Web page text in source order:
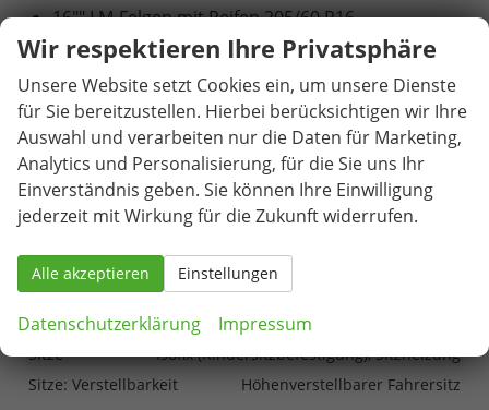
16"" LM-Felgen mit Reifen 205/60 R16
Tagfahrlicht mit LED
Geschwindigkeitserkennung
Garantieverlängerung: 4
Jahre / 120.000 KM
Innen
Klimatisierung
Lenkrad
in Leder, höhenverstellbar, mit Multifunktionen
Raucherpaket
Sitze
Isofix (Kindersitzbefestigung), Sitzheizung
Sitze: Verstellbarkeit
Höhenverstellbarer Fahrersitz
Wir respektieren Ihre Privatsphäre
Unsere Website setzt Cookies ein, um unsere Dienste
für Sie bereitzustellen. Hierbei berücksichtigen wir Ihre
Auswahl und verarbeiten nur die Daten für Marketing,
Analytics und Personalisierung, für die Sie uns Ihr
Einverständnis geben. Sie können Ihre Einwilligung
jederzeit mit Wirkung für die Zukunft widerrufen.
Alle akzeptieren Einstellungen
Datenschutzerklärung Impressum